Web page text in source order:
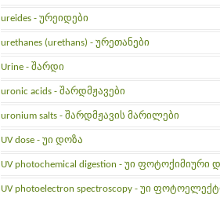
ureides - ურეიდები
urethanes (urethans) - ურეთანები
Urine - შარდი
uronic acids - შარდმჟავები
uronium salts - შარდმჟავის მარილები
UV dose - უი დოზა
UV photochemical digestion - უი ფოტოქიმიური
UV photoelectron spectroscopy - უი